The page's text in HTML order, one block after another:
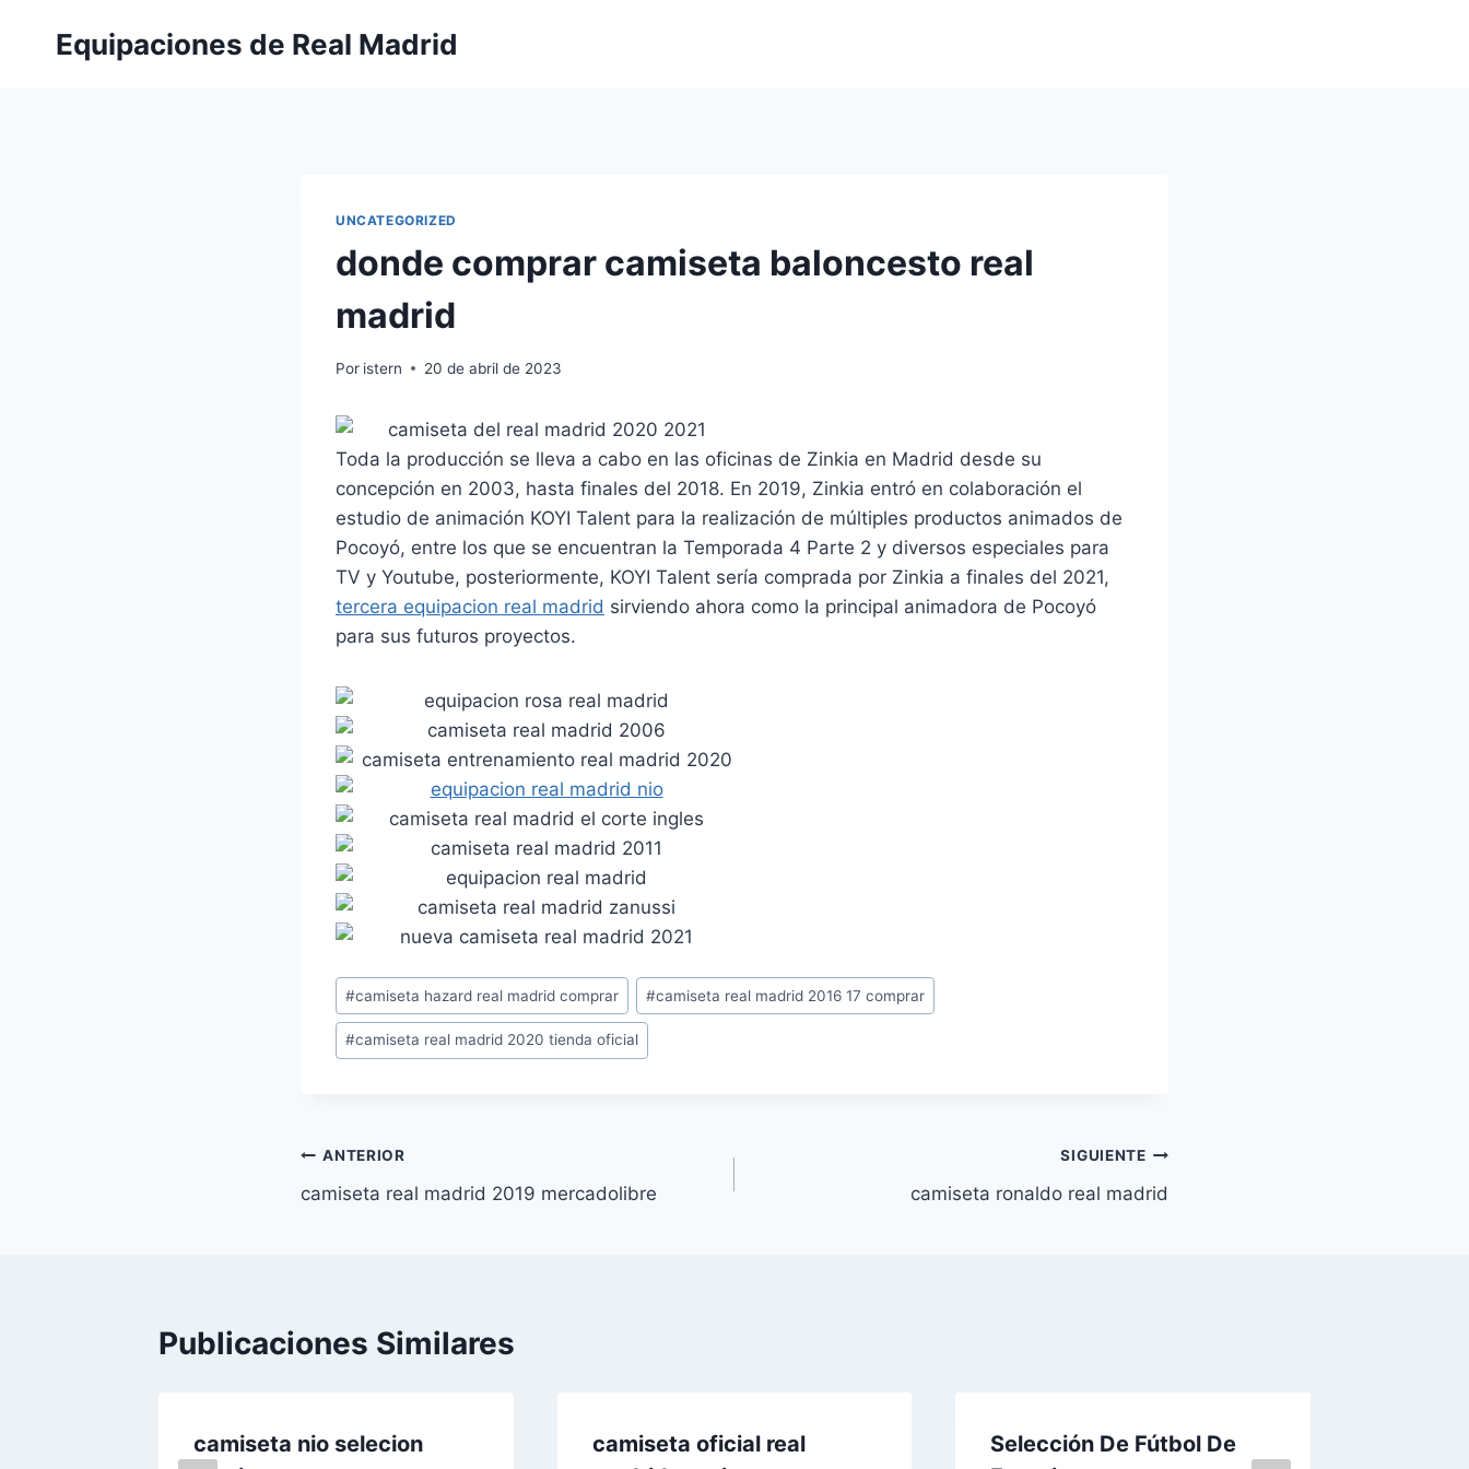
Equipaciones de Real Madrid
UNCATEGORIZED
donde comprar camiseta baloncesto real
madrid
Por istern 20 de abril de 2023
Toda la producción se lleva a cabo en las oficinas de Zinkia en Madrid desde su
concepción en 2003, hasta finales del 2018. En 2019, Zinkia entró en colaboración el
estudio de animación KOYI Talent para la realización de múltiples productos animados de
Pocoyó, entre los que se encuentran la Temporada 4 Parte 2 y diversos especiales para
TV y Youtube, posteriormente, KOYI Talent sería comprada por Zinkia a finales del 2021,
tercera equipacion real madrid sirviendo ahora como la principal animadora de Pocoyó
para sus futuros proyectos.
Etiquetas
de
la
#camiseta hazard real madrid comprar #camiseta real madrid 2016 17 comprar
#camiseta real madrid 2020 tienda oficial
Navegación
de
ANTERIOR
camiseta real madrid 2019 mercadolibre
SIGUIENTE
camiseta ronaldo real madrid
Publicaciones Similares
camiseta nio selecion
camiseta oficial real
Selección De Fútbol De